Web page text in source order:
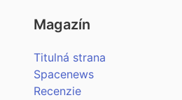
Magazín
Titulná strana
Spacenews
Recenzie